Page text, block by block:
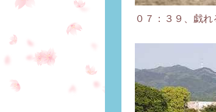
０７：３９、戯れ